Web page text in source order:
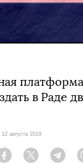
в Раде
августа 2019
Facebook Twitter